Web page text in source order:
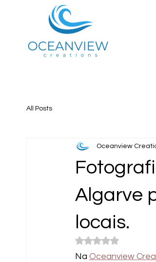
All Posts
Algarve
locais.
Oceanview
Avaliado com
Na Oceanview